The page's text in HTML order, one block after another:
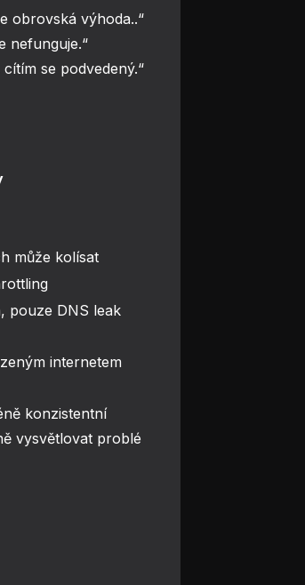
obrovská výhoda..“
nefunguje.“
se podvedený.“
může kolísat
pouze DNS leak
internetem
konzistentní
vysvětlovat problé